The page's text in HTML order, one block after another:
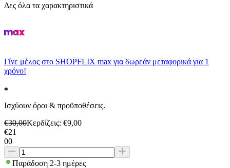
Δες όλα τα χαρακτηριστικά
Γίνε μέλος στο SHOPFLIX max για δωρεάν μεταφορικά για 1
χρόνο!
Ισχύουν όροι & προϋποθέσεις.
€30,00Κερδίζεις: €9,00
€21
00
Παράδοση 2-3 ημέρες